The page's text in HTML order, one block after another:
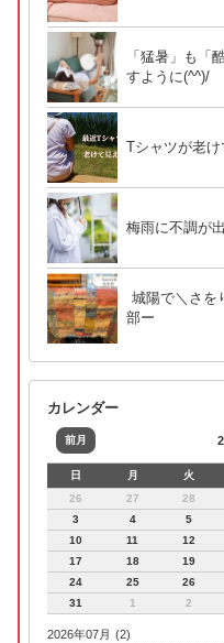
「猛暑」も「
すように(^^)/
Tシャツが老
梅雨に不調が
城陽で＼さを
部ー
カレンダー
前月
日 月 火
26
27 28
3
4 5
10
11 12
17
18 19
24
25 26
31
1 2
2026年07月 (2)